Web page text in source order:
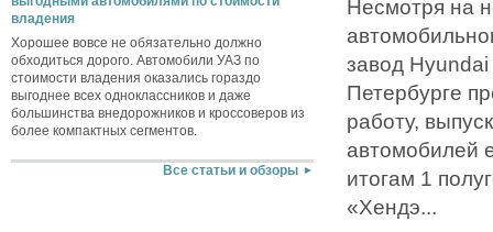
владения
Хорошее вовсе не обязательно должно
обходиться дорого. Автомобили УАЗ по
стоимости владения оказались гораздо
выгоднее всех одноклассников и даже
большинства внедорожников и кроссоверов из
более компактных сегментов.
Все статьи и обзоры
Несмотря на
завод
Петербурге
работу,
автомобилей
итогам 1
«Хендэ...